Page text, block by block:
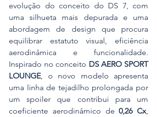
evolução do conceito do DS 7, com
uma silhueta mais depurada e uma
abordagem de design que procura
equilibrar estatuto visual, eficiência
aerodinâmica e funcionalidade.
Inspirado no conceito DS AERO SPORT
LOUNGE, o novo modelo apresenta
uma linha de tejadilho prolongada por
um spoiler que contribui para um
coeficiente aerodinâmico de 0,26 Cx,